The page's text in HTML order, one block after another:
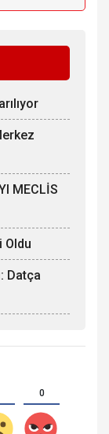
MECLİS
Oldu
Datça
0